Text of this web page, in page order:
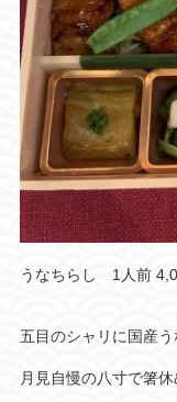
うなちらし 1人前
五目のシャリに国産
月見自慢の八寸で箸休